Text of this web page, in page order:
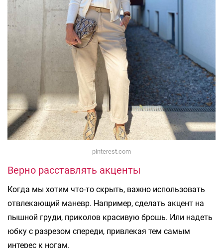
pinterest.com
Верно расставлять акценты
Когда мы хотим что-то скрыть, важно использовать
отвлекающий маневр. Например, сделать акцент на
пышной груди, приколов красивую брошь. Или надеть
юбку с разрезом спереди, привлекая тем самым
интерес к ногам.